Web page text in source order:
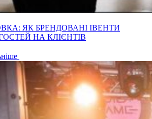
ЯК БРЕНДОВАНІ ІВЕНТИ
НА КЛІЄНТІВ